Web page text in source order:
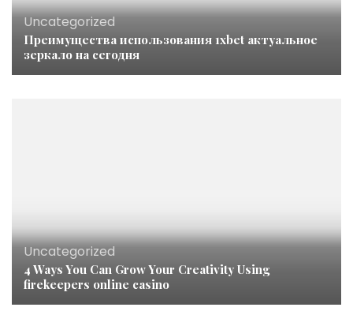
Uncategorized
Преимущества использования 1xbet актуальное
зеркало на сегодня
Uncategorized
4 Ways You Can Grow Your Creativity Using
firekeepers online casino